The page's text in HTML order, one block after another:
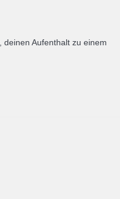
Aufenthalt zu einem